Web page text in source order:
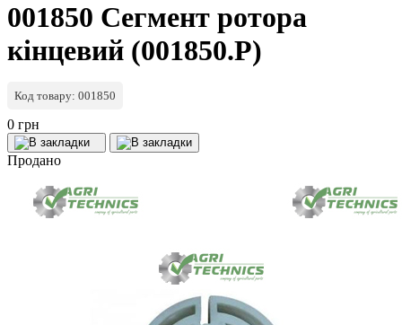
001850 Сегмент ротора
кінцевий (001850.P)
Код товару: 001850
0 грн
Продано